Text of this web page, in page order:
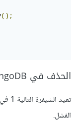
();
الحذف في MongoDB
الفشل.